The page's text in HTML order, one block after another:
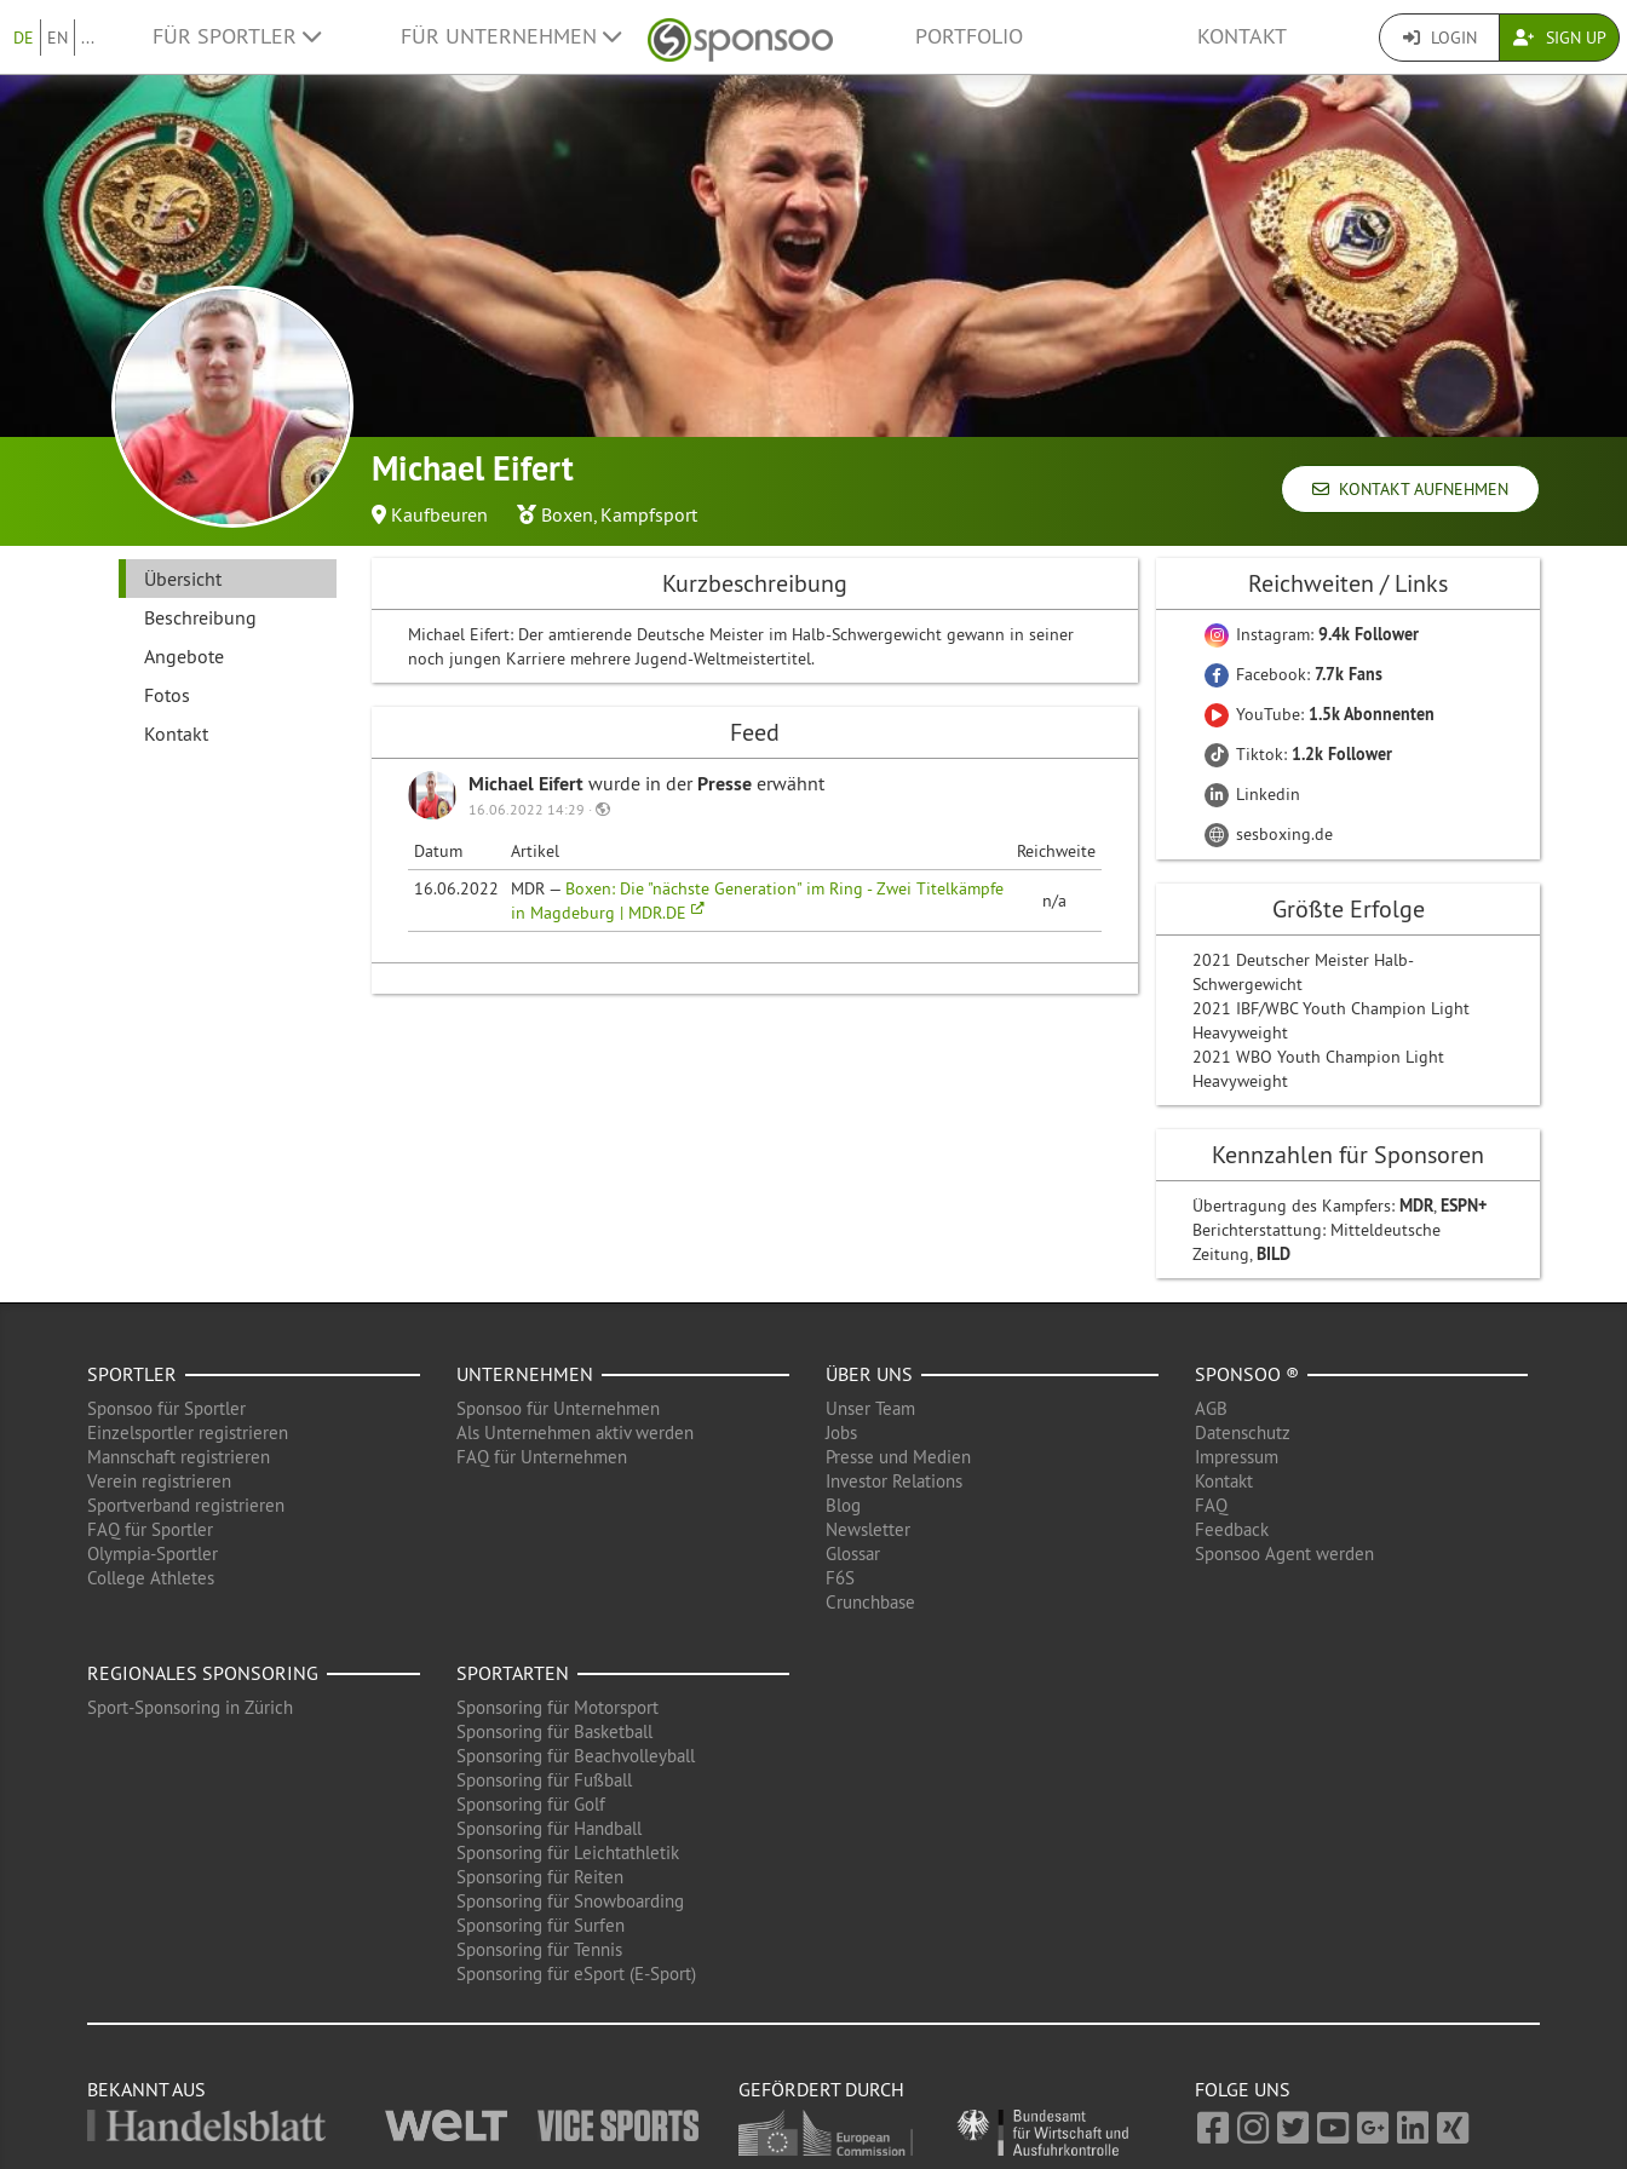
DE EN ... FÜR SPORTLER FÜR UNTERNEHMEN PORTFOLIO KONTAKT LOGIN SIGN UP
Michael Eifert
Kaufbeuren Boxen, Kampfsport
KONTAKT AUFNEHMEN
Übersicht
Beschreibung
Angebote
Fotos
Kontakt
Kurzbeschreibung
Michael Eifert: Der amtierende Deutsche Meister im Halb-Schwergewicht gewann in seiner
noch jungen Karriere mehrere Jugend-Weltmeistertitel.
Feed
Michael Eifert wurde in der Presse erwähnt
16.06.2022 14:29 ·
Datum Artikel
Reichweite
16.06.2022
MDR — Boxen: Die "nächste Generation" im Ring - Zwei Titelkämpfe
in Magdeburg | MDR.DE
n/a
Reichweiten / Links
Instagram:9.4k Follower
Facebook:7.7k Fans
YouTube: 1.5k Abonnenten
Tiktok: 1.2k Follower
Linkedin
sesboxing.de
Größte Erfolge
2021 Deutscher Meister Halb-
Schwergewicht
2021 IBF/WBC Youth Champion Light
Heavyweight
2021 WBO Youth Champion Light
Heavyweight
Kennzahlen für Sponsoren
Übertragung des Kampfers:MDR,ESPN+
Berichterstattung: Mitteldeutsche
Zeitung,BILD
SPORTLER
Sponsoo für Sportler
Einzelsportler registrieren
Mannschaft registrieren
Verein registrieren
Sportverband registrieren
FAQ für Sportler
Olympia-Sportler
College Athletes
UNTERNEHMEN
Sponsoo für Unternehmen
Als Unternehmen aktiv werden
FAQ für Unternehmen
ÜBER UNS
Unser Team
Jobs
Presse und Medien
Investor Relations
Blog
Newsletter
Glossar
F6S
Crunchbase
SPONSOO ®
AGB
Datenschutz
Impressum
Kontakt
FAQ
Feedback
Sponsoo Agent werden
REGIONALES SPONSORING
Sport-Sponsoring in Zürich
SPORTARTEN
Sponsoring für Motorsport
Sponsoring für Basketball
Sponsoring für Beachvolleyball
Sponsoring für Fußball
Sponsoring für Golf
Sponsoring für Handball
Sponsoring für Leichtathletik
Sponsoring für Reiten
Sponsoring für Snowboarding
Sponsoring für Surfen
Sponsoring für Tennis
Sponsoring für eSport (E-Sport)
BEKANNT AUS GEFÖRDERT DURCH FOLGE UNS